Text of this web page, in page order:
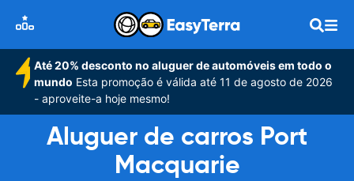
Até 20% desconto no aluguer de automóveis em todo o
mundo Esta promoção é válida até 11 de agosto de 2026
- aproveite-a hoje mesmo!
Aluguer de carros Port
Macquarie